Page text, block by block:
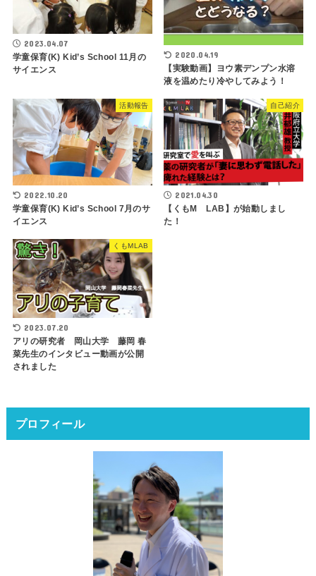
2023.04.07
学童保育(K) Kid’s School 11月の
サイエンス
2020.04.19
【実験動画】ヨウ素デンプン水溶
液を温めたり冷やしてみよう！
活動報告
2022.10.20
学童保育(K) Kid’s School 7月のサ
イエンス
自己紹介
2021.04.30
【くもM LAB】が始動しまし
た！
くもMLAB
2023.07.20
アリの研究者 岡山大学 藤岡 春
菜先生のインタビュー動画が公開
されました
プロフィール